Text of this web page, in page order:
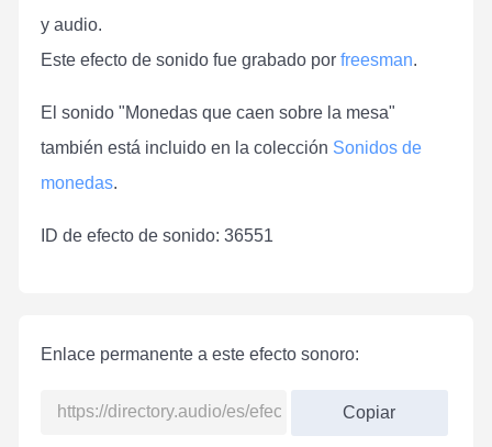
y audio.
Este efecto de sonido fue grabado por freesman.
El sonido "Monedas que caen sobre la mesa"
también está incluido en la colección Sonidos de
monedas.
ID de efecto de sonido: 36551
Enlace permanente a este efecto sonoro:
Copiar